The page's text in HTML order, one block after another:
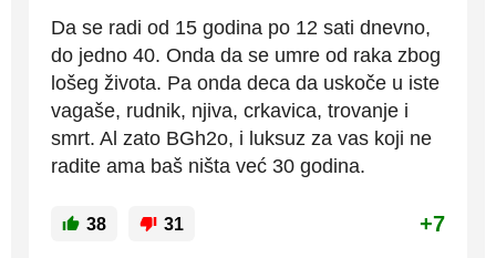
Da se radi od 15 godina po 12 sati dnevno,
do jedno 40. Onda da se umre od raka zbog
lošeg života. Pa onda deca da uskoče u iste
vagaše, rudnik, njiva, crkavica, trovanje i
smrt. Al zato BGh2o, i luksuz za vas koji ne
radite ama baš ništa već 30 godina.
38 31 +7